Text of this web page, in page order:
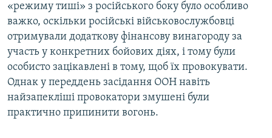
«режиму тиші» з російського боку було особливо
важко, оскільки російські військовослужбовці
отримували додаткову фінансову винагороду за
участь у конкретних бойових діях, і тому були
особисто зацікавлені в тому, щоб їх провокувати.
Однак у переддень засідання ООН навіть
найзапекліші провокатори змушені були
практично припинити вогонь.